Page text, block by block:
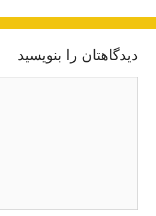
دیدگاهتان را بنویسید